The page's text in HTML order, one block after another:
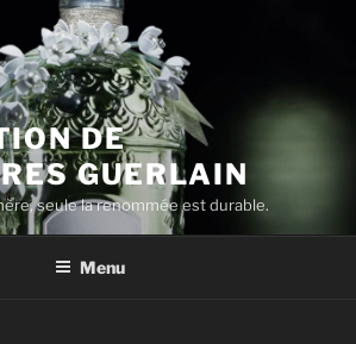
DE
GUERLAIN
seule la renommée est durable.
Menu